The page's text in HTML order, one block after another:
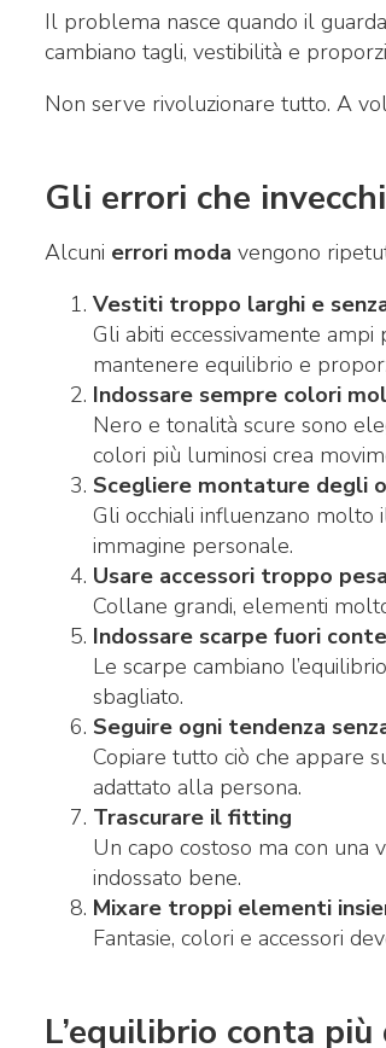
Il problema nasce quando il
cambiano tagli, vestibilità e
Non serve rivoluzionare tutto. A
Gli errori che
Alcuni errori moda vengono
Vestiti troppo larghi e
Gli abiti eccessivamente
mantenere equilibrio e
Indossare sempre colori
Nero e tonalità scure sono
colori più luminosi crea
Scegliere montature degli
Gli occhiali influenzano
immagine personale.
Usare accessori troppo
Collane grandi, elementi
Indossare scarpe fuori
Le scarpe cambiano
sbagliato.
Seguire ogni tendenza
Copiare tutto ciò che appare
adattato alla persona.
Trascurare il fitting
Un capo costoso ma con
indossato bene.
Mixare troppi elementi
Fantasie, colori e accessori
L’equilibrio conta